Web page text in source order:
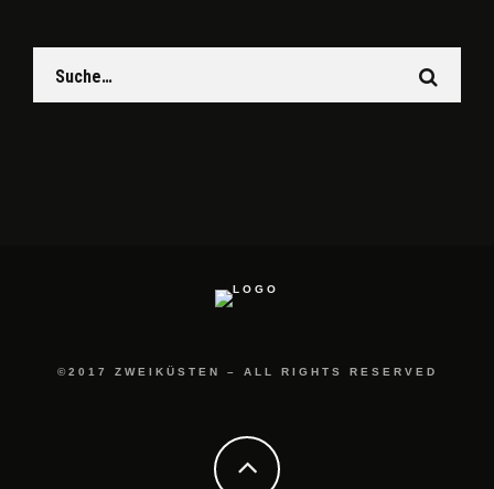
©2017 ZWEIKÜSTEN – ALL RIGHTS RESERVED